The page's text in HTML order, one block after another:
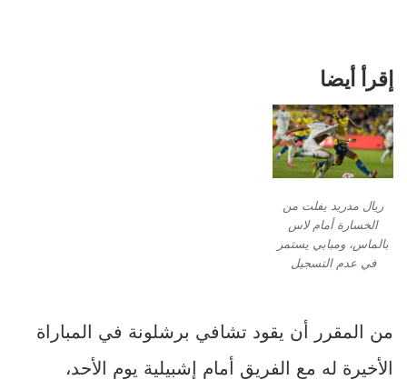
إقرأ أيضا
ريال مدريد يفلت من
الخسارة أمام لاس
بالماس، ومبابي يستمر
في عدم التسجيل
من المقرر أن يقود تشافي برشلونة في المباراة
الأخيرة له مع الفريق أمام إشبيلية يوم الأحد،